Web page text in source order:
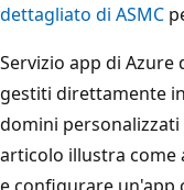
dettagliato di ASMC
Servizio app di
gestiti direttamente
domini
articolo illustra come
e configurare un'app